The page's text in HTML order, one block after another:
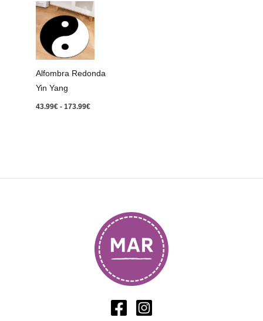
Alfombra Redonda
Yin Yang
43.99€ - 173.99€
Rango
de
precios:
desde
43.99€
hasta
173.99€